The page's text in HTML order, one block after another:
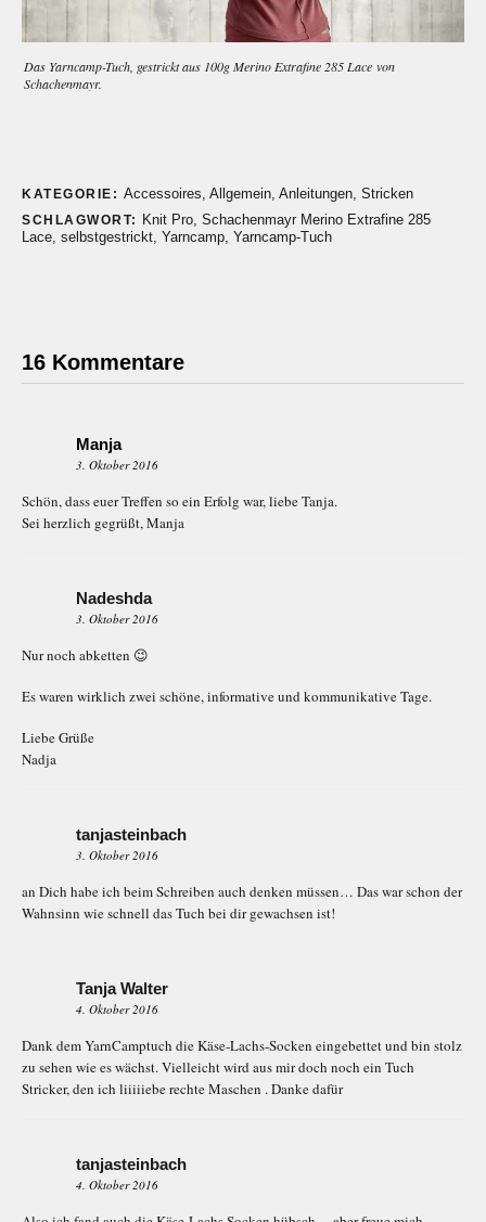
Das Yarncamp-Tuch, gestrickt aus 100g Merino Extrafine 285 Lace von
Schachenmayr.
KATEGORIE: Accessoires Allgemein, Anleitungen, Stricken
SCHLAGWORT: Knit Pro Schachenmayr Merino Extrafine 285
Lace selbstgestrickt Yarncamp Yarncamp-Tuch
16 Kommentare
Manja
3. Oktober 2016
Schön, dass euer Treffen so ein Erfolg war, liebe Tanja.
Sei herzlich gegrüßt, Manja
Nadeshda
3. Oktober 2016
Nur noch abketten 😉
Es waren wirklich zwei schöne, informative und kommunikative Tage.
Liebe Grüße
Nadja
tanjasteinbach
3. Oktober 2016
an Dich habe ich beim Schreiben auch denken müssen… Das war schon der
Wahnsinn wie schnell das Tuch bei dir gewachsen ist!
Tanja Walter
4. Oktober 2016
Dank dem YarnCamptuch die Käse-Lachs-Socken eingebettet und bin stolz
zu sehen wie es wächst. Vielleicht wird aus mir doch noch ein Tuch
Stricker, den ich liiiiiebe rechte Maschen . Danke dafür
tanjasteinbach
4. Oktober 2016